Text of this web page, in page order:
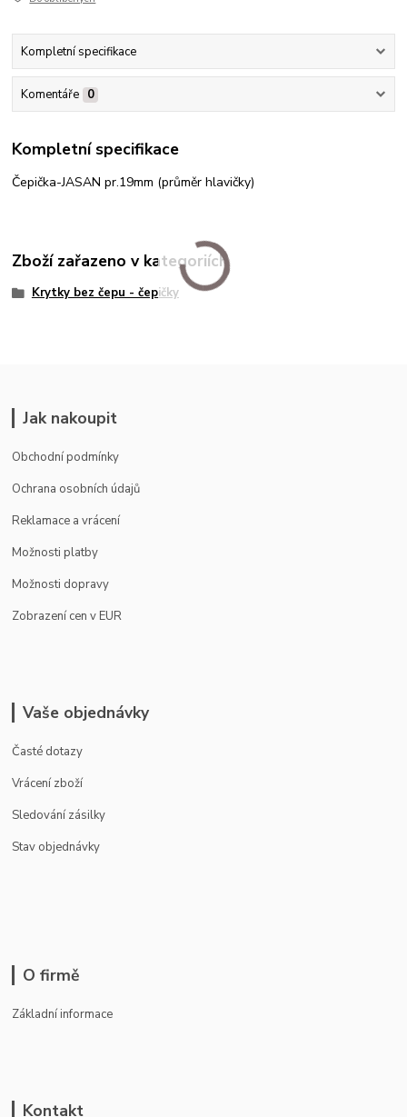
Kompletní specifikace
Komentáře 0
Kompletní specifikace
Čepička-JASAN pr.19mm (průměr hlavičky)
Zboží zařazeno v kategoriích
Krytky bez čepu - čepičky
Jak nakoupit
Obchodní podmínky
Ochrana osobních údajů
Reklamace a vrácení
Možnosti platby
Možnosti dopravy
Zobrazení cen v EUR
Vaše objednávky
Časté dotazy
Vrácení zboží
Sledování zásilky
Stav objednávky
O firmě
Základní informace
Kontakt